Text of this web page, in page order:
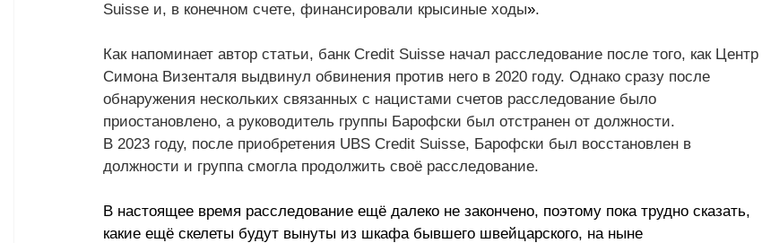
Suisse и, в конечном счете, финансировали крысиные ходы».
Как напоминает автор статьи, банк Credit Suisse начал расследование после того, как Центр
Симона Визенталя выдвинул обвинения против него в 2020 году. Однако сразу после
обнаружения нескольких связанных с нацистами счетов расследование было
приостановлено, а руководитель группы Барофски был отстранен от должности.
В 2023 году, после приобретения UBS Credit Suisse, Барофски был восстановлен в
должности и группа смогла продолжить своё расследование.
В настоящее время расследование ещё далеко не закончено, поэтому пока трудно сказать,
какие ещё скелеты будут вынуты из шкафа бывшего швейцарского, на ныне